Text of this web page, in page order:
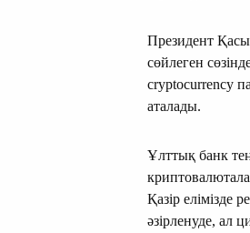
Президент
сөйлеген
cryptocurrency
аталады.
Ұлттық банк
Қазір елімізде
әзірленуде, ал